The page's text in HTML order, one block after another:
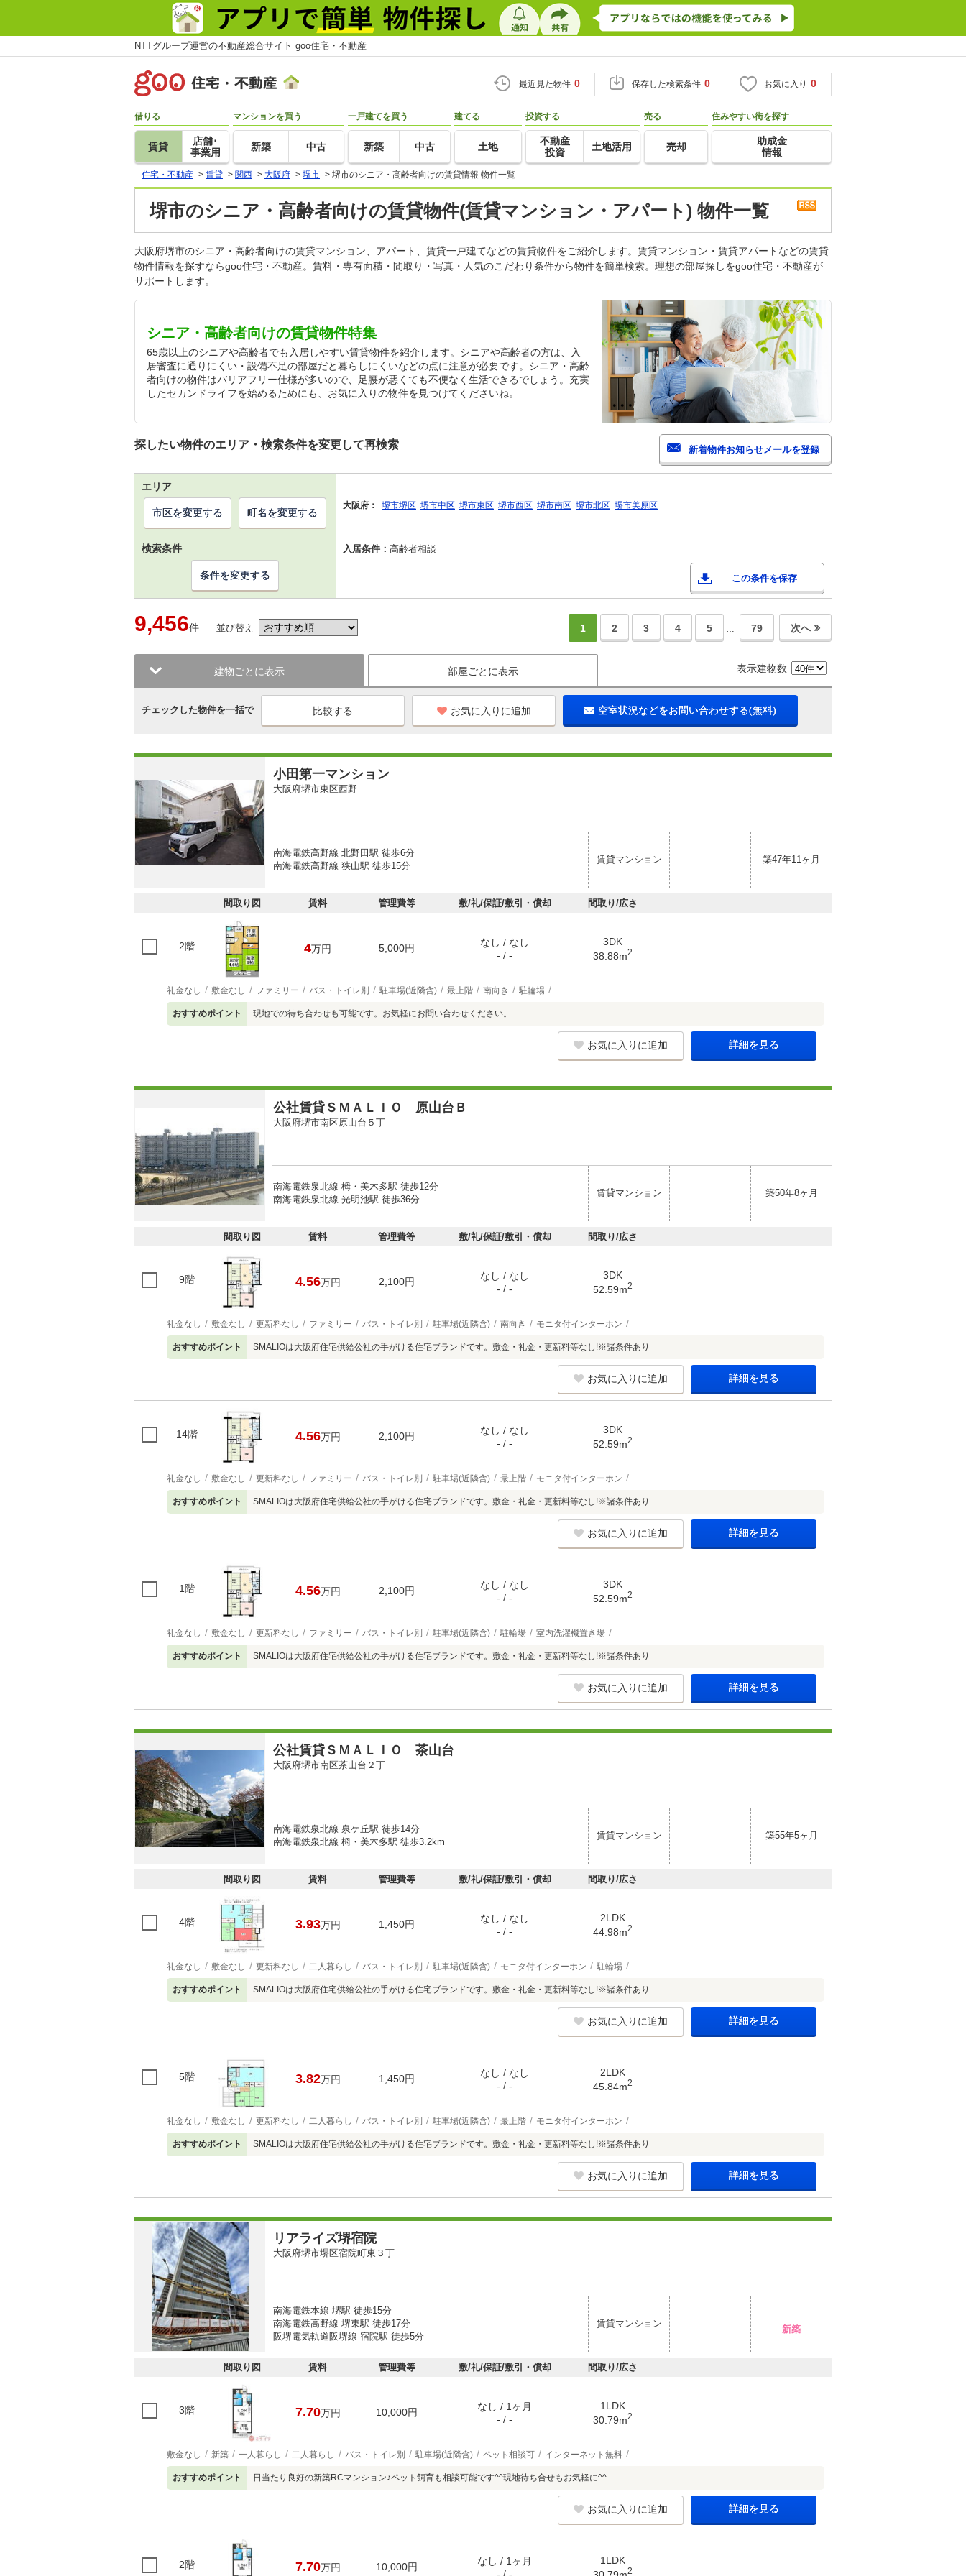
NTTグループ運営の不動産総合サイト goo住宅・不動産
最近見た物件 0 保存した検索条件 0 お気に入り 0
借りる
賃貸
店舗･
事業用
マンションを買う
新築 中古
一戸建てを買う
新築 中古
建てる
土地
投資する
不動産
投資
土地活用
売る
売却
住みやすい街を探す
助成金
情報
住宅・不動産 > 賃貸 > 関西 > 大阪府 > 堺市 > 堺市のシニア・高齢者向けの賃貸情報 物件一覧
堺市のシニア・高齢者向けの賃貸物件(賃貸マンション・アパート) 物件一覧
大阪府堺市のシニア・高齢者向けの賃貸マンション、アパート、賃貸一戸建てなどの賃貸物件をご紹介します。賃貸マンション・賃貸アパートなどの賃貸
物件情報を探すならgoo住宅・不動産。賃料・専有面積・間取り・写真・人気のこだわり条件から物件を簡単検索。理想の部屋探しをgoo住宅・不動産が
サポートします。
シニア・高齢者向けの賃貸物件特集
65歳以上のシニアや高齢者でも入居しやすい賃貸物件を紹介します。シニアや高齢者の方は、入
居審査に通りにくい・設備不足の部屋だと暮らしにくいなどの点に注意が必要です。シニア・高齢
者向けの物件はバリアフリー仕様が多いので、足腰が悪くても不便なく生活できるでしょう。充実
したセカンドライフを始めるためにも、お気に入りの物件を見つけてくださいね。
探したい物件のエリア・検索条件を変更して再検索
エリア
大阪府： 堺市堺区 堺市中区 堺市東区 堺市西区 堺市南区 堺市北区 堺市美原区
市区を変更する 町名を変更する
検索条件 入居条件： 高齢者相談
この条件を保存
条件を変更する
9,456件 並び替え 1 2 3 4 5 … 79 次へ
建物ごとに表示 部屋ごとに表示 表示建物数
チェックした物件を一括で お気に入りに追加 空室状況などをお問い合わせする(無料)
小田第一マンション
大阪府堺市東区西野
南海電鉄高野線 北野田駅 徒歩6分
南海電鉄高野線 狭山駅 徒歩15分
賃貸マンション 築47年11ヶ月
間取り図 賃料 管理費等 敷/礼/保証/敷引・償却 間取り/広さ
2階 4万円 5,000円
なし / なし
- / -
3DK
38.88m2
礼金なし 敷金なし ファミリー バス・トイレ別 駐車場(近隣含) 最上階 南向き 駐輪場
おすすめポイント 現地での待ち合わせも可能です。お気軽にお問い合わせください。
お気に入りに追加 詳細を見る
公社賃貸ＳＭＡＬＩＯ 原山台Ｂ
大阪府堺市南区原山台５丁
南海電鉄泉北線 栂・美木多駅 徒歩12分
南海電鉄泉北線 光明池駅 徒歩36分
賃貸マンション 築50年8ヶ月
間取り図 賃料 管理費等 敷/礼/保証/敷引・償却 間取り/広さ
9階 4.56万円 2,100円
なし / なし
- / -
3DK
52.59m2
礼金なし 敷金なし 更新料なし ファミリー バス・トイレ別 駐車場(近隣含) 南向き モニタ付インターホン
おすすめポイント SMALIOは大阪府住宅供給公社の手がける住宅ブランドです。敷金・礼金・更新料等なし!※諸条件あり
お気に入りに追加 詳細を見る
14階 4.56万円 2,100円
なし / なし
- / -
3DK
52.59m2
礼金なし 敷金なし 更新料なし ファミリー バス・トイレ別 駐車場(近隣含) 最上階 モニタ付インターホン
おすすめポイント SMALIOは大阪府住宅供給公社の手がける住宅ブランドです。敷金・礼金・更新料等なし!※諸条件あり
お気に入りに追加 詳細を見る
1階 4.56万円 2,100円
なし / なし
- / -
3DK
52.59m2
礼金なし 敷金なし 更新料なし ファミリー バス・トイレ別 駐車場(近隣含) 駐輪場 室内洗濯機置き場
おすすめポイント SMALIOは大阪府住宅供給公社の手がける住宅ブランドです。敷金・礼金・更新料等なし!※諸条件あり
お気に入りに追加 詳細を見る
公社賃貸ＳＭＡＬＩＯ 茶山台
大阪府堺市南区茶山台２丁
南海電鉄泉北線 泉ケ丘駅 徒歩14分
南海電鉄泉北線 栂・美木多駅 徒歩3.2km
賃貸マンション 築55年5ヶ月
間取り図 賃料 管理費等 敷/礼/保証/敷引・償却 間取り/広さ
4階 3.93万円 1,450円
なし / なし
- / -
2LDK
44.98m2
礼金なし 敷金なし 更新料なし 二人暮らし バス・トイレ別 駐車場(近隣含) モニタ付インターホン 駐輪場
おすすめポイント SMALIOは大阪府住宅供給公社の手がける住宅ブランドです。敷金・礼金・更新料等なし!※諸条件あり
お気に入りに追加 詳細を見る
5階 3.82万円 1,450円
なし / なし
- / -
2LDK
45.84m2
礼金なし 敷金なし 更新料なし 二人暮らし バス・トイレ別 駐車場(近隣含) 最上階 モニタ付インターホン
おすすめポイント SMALIOは大阪府住宅供給公社の手がける住宅ブランドです。敷金・礼金・更新料等なし!※諸条件あり
お気に入りに追加 詳細を見る
リアライズ堺宿院
大阪府堺市堺区宿院町東３丁
南海電鉄本線 堺駅 徒歩15分
南海電鉄高野線 堺東駅 徒歩17分
阪堺電気軌道阪堺線 宿院駅 徒歩5分
賃貸マンション
新築
間取り図 賃料 管理費等 敷/礼/保証/敷引・償却 間取り/広さ
3階 7.70万円 10,000円
なし / 1ヶ月
- / -
1LDK
30.79m2
敷金なし 新築 一人暮らし 二人暮らし バス・トイレ別 駐車場(近隣含) ペット相談可 インターネット無料
おすすめポイント 日当たり良好の新築RCマンション♪ペット飼育も相談可能です^^現地待ち合せもお気軽に^^
お気に入りに追加 詳細を見る
2階 7.70万円 10,000円
なし / 1ヶ月
1LDK
2